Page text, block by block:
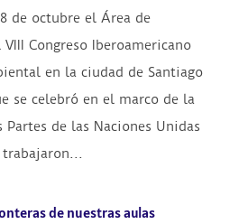
de octubre el Área de
Congreso Iberoamericano
en la ciudad de Santiago
se celebró en el marco de la
Partes de las Naciones Unidas
trabajaron...
de nuestras aulas